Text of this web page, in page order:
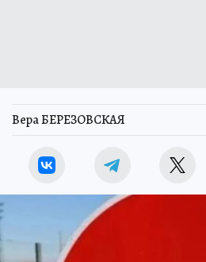
Вера БЕРЕЗОВСКАЯ